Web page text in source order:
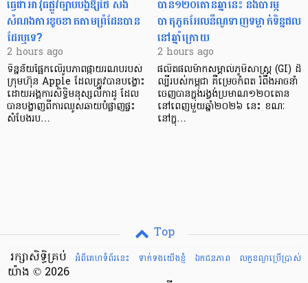
ធ្វើជាអាវុធផ្លូវច្បាប់បង្ខំឱ្យថៃ សង
សំណងការខូចខាតតាមព្រំដែនបាន
ដែរឬទេ?​
2 hours ago
ទិន្នន័យផ្អែកលើរូបភាពផ្កាយរណបរបស់
ក្រុមហ៊ុន Apple ដែលត្រូវបានបង្ហោះ
ដោយអង្គការសិទ្ធិមនុស្សលីកាដូ ដែល
បានបង្ហាញពីការឈូសឆាយបំផ្លាញផ្ទះ
សំបែងរប…
បាន១២០តោនឆ្នាំនេះ និងបារម្ភ
បាតុភូតអែលនីណូទាញទម្លាក់ទិន្នផល
នៅឆ្នាំក្រោយ
2 hours ago
ផលិតផលម៉ាកសម្គាល់ភូមិសាស្ត្រ (GI) ដ៏
ល្បីរបស់កម្ពុជា គឺម្រេចកំពត រំពឹងអាចនាំ
ចេញបានក្នុងរង្វង់ប្រមាណ១២០តោន
នៅពេញមួយឆ្នាំ២០២៦ នេះ ខណៈ
នៅក្នុ…
Top
អំពីគេហទំព័រនេះ
ទាក់ទងយើងខ្ញំ ឯកជនភាព លក្ខខណ្ឌ​ប្រើ​ប្រាស់
រក្សាសិទ្ធិគ្រប់
យ៉ាង © 2026